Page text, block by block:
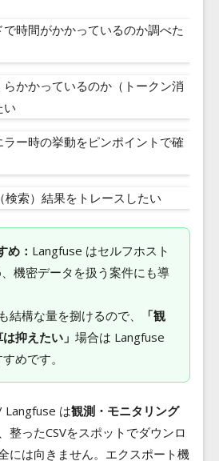
時間がかかっているのか調べた
かかっているのか（トークン消
い
ー時の挙動をピンポイントで確
検索）結果をトレースしたい
め： Langfuse はセルフホスト
機密データを扱う案件にも導
結構な量を捌けるので、
「観
抑えたい」 場合は Langfuse
めです。
Langfuse は観測・モニタリング
整ったCSVをスポットでダウンロ
には向きません。エクスポート機